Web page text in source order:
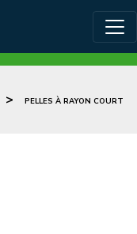
> PELLES À RAYON COURT